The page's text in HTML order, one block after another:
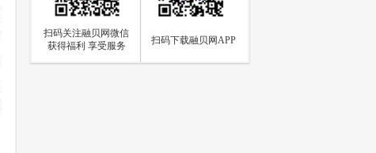
理财攻略（99+）
如何投资理财（97）
p2p网贷（94） 网贷知识（85）
扫码关注融贝网微信
获得福利 享受服务
扫码下载融贝网APP